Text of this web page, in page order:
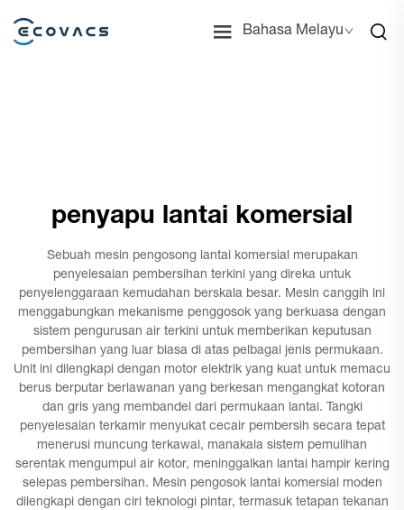
Bahasa Melayu
penyapu lantai komersial
Sebuah mesin pengosong lantai komersial merupakan
penyelesaian pembersihan terkini yang direka untuk
penyelenggaraan kemudahan berskala besar. Mesin canggih ini
menggabungkan mekanisme penggosok yang berkuasa dengan
sistem pengurusan air terkini untuk memberikan keputusan
pembersihan yang luar biasa di atas pelbagai jenis permukaan.
Unit ini dilengkapi dengan motor elektrik yang kuat untuk memacu
berus berputar berlawanan yang berkesan mengangkat kotoran
dan gris yang membandel dari permukaan lantai. Tangki
penyelesaian terkamir menyukat cecair pembersih secara tepat
menerusi muncung terkawal, manakala sistem pemulihan
serentak mengumpul air kotor, meninggalkan lantai hampir kering
selepas pembersihan. Mesin pengosok lantai komersial moden
dilengkapi dengan ciri teknologi pintar, termasuk tetapan tekanan